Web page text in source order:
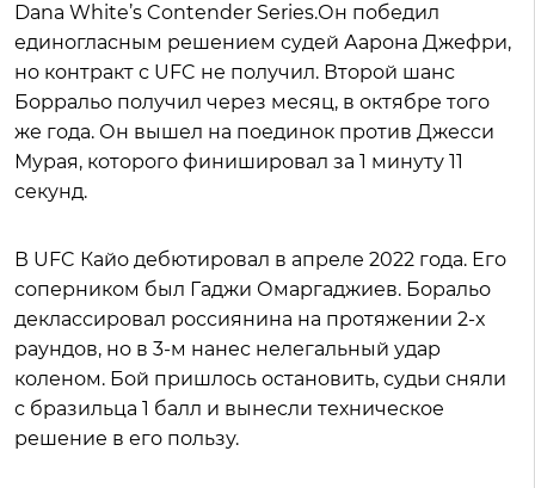
Dana White’s Contender Series.Он победил
единогласным решением судей Аарона Джефри,
но контракт с UFC не получил. Второй шанс
Борральо получил через месяц, в октябре того
же года. Он вышел на поединок против Джесси
Мурая, которого финишировал за 1 минуту 11
секунд.
В UFC Кайо дебютировал в апреле 2022 года. Его
соперником был Гаджи Омаргаджиев. Боральо
деклассировал россиянина на протяжении 2-х
раундов, но в 3-м нанес нелегальный удар
коленом. Бой пришлось остановить, судьи сняли
с бразильца 1 балл и вынесли техническое
решение в его пользу.